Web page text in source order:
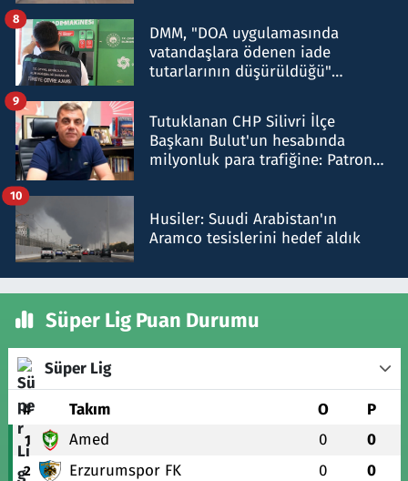
DMM, "DOA uygulamasında
vatandaşlara ödenen iade
tutarlarının düşürüldüğü"
8
Tutuklanan CHP Silivri İlçe
Başkanı Bulut'un hesabında
milyonluk para trafiğine: Patron
9
Husiler: Suudi Arabistan'ın
Aramco tesislerini hedef aldık
10
Süper Lig Puan Durumu
Süper Lig
# Takım O P
1 Amed 0 0
2 Erzurumspor FK 0 0